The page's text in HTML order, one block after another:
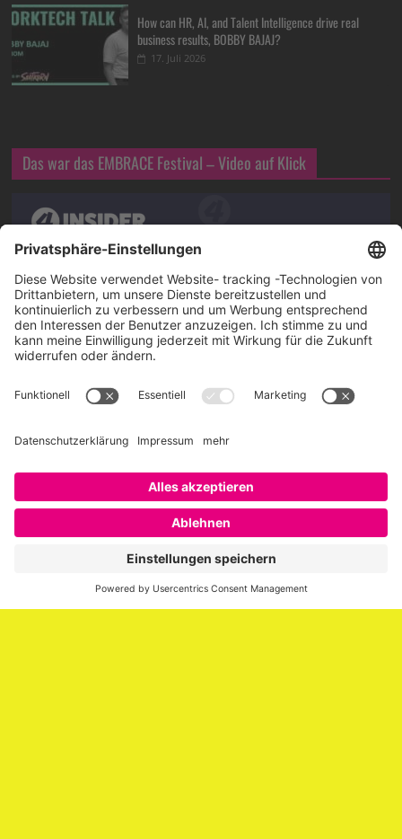
How can HR, AI, and Talent Intelligence drive real
business results, BOBBY BAJAJ?
17. Juli 2026
Das war das EMBRACE Festival – Video auf Klick
Über SAATKORN
SAATKORN ist der Blog von Gero Hesse. Seit 2009 schreibt
er über die Themen Employer Branding,